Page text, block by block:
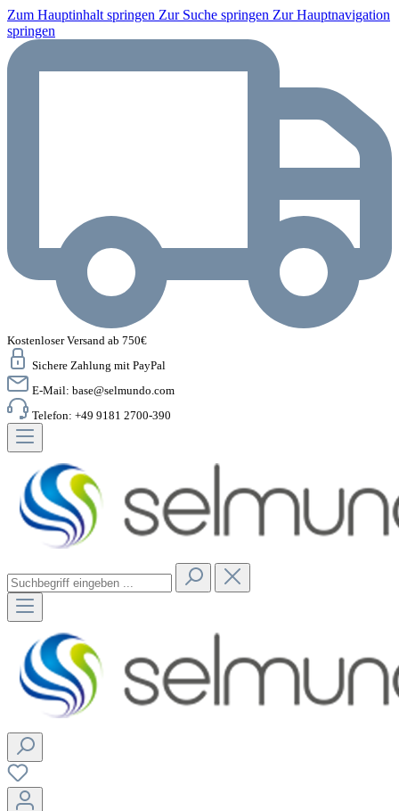
Zum Hauptinhalt springen Zur Suche springen Zur Hauptnavigation
springen
Kostenloser Versand ab 750€
Sichere Zahlung mit PayPal
E-Mail: base@selmundo.com
Telefon: +49 9181 2700-390